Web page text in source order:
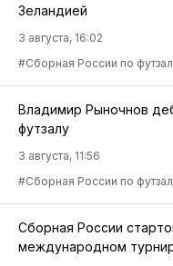
Зеландией
3 августа, 16:02
#Сборная России по
Владимир Рыночнов
футзалу
3 августа, 11:56
#Сборная России по
Сборная России
международном